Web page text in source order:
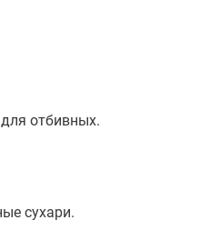
отбивных.
сухари.